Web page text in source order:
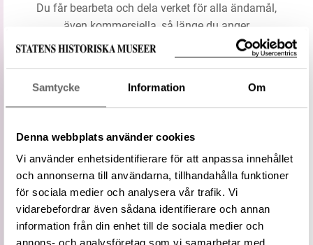
Samtycke Information Om
Denna webbplats använder cookies
Vi använder enhetsidentifierare för att anpassa innehållet
och annonserna till användarna, tillhandahålla funktioner
för sociala medier och analysera vår trafik. Vi
vidarebefordrar även sådana identifierare och annan
information från din enhet till de sociala medier och
Typ
Föremålsbenämning
Status
Föredragen term
Vidare
term
Hänkel
Du får bearbeta och dela verket för alla ändamål,
även kommersiella, så länge du anger
upphovsperson och licensgivare.
LADDA NER MEDIA
Information om bilden